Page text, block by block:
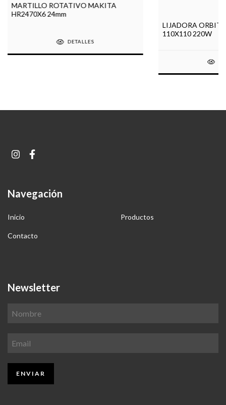
MARTILLO ROTATIVO MAKITA
HR2470X6 24mm
DETALLES
LIJADORA
110X110 220W
Navegación
Inicio Productos
Contacto
Newsletter